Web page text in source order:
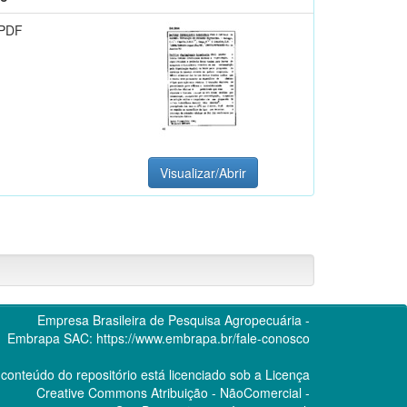
Visualizar/Abrir
Empresa Brasileira de Pesquisa Agropecuária -
Embrapa SAC: https://www.embrapa.br/fale-conosco
do repositório está licenciado sob a Licença
Creative CommonsAtribuição - NãoComercial -